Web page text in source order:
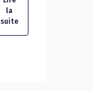
la
suite